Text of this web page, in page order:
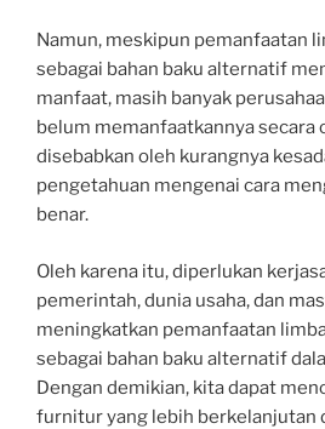
Namun, meskipun pemanfaatan
sebagai bahan baku alternatif
manfaat, masih banyak
belum memanfaatkannya secara
disebabkan oleh kurangnya
pengetahuan mengenai cara
benar.
Oleh karena itu, diperlukan
pemerintah, dunia usaha, dan
meningkatkan pemanfaatan
sebagai bahan baku alternatif
Dengan demikian, kita dapat
furnitur yang lebih berkelanjutan